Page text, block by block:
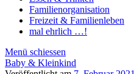
Familienorganisation
Freizeit & Familienleben
mal ehrlich …!
Menü schiessen
Baby & Kleinkind